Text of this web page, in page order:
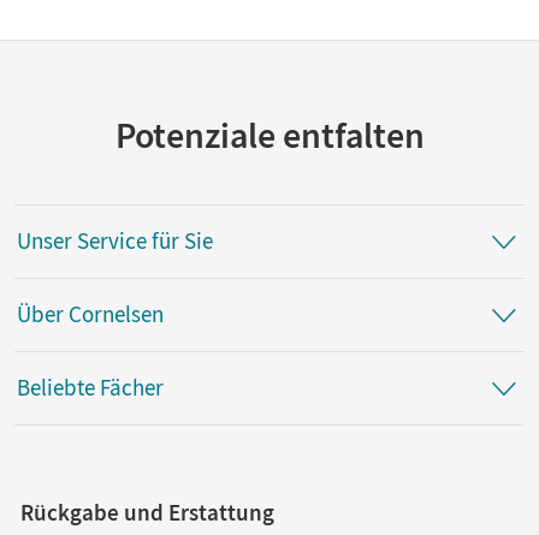
Potenziale entfalten
Unser Service für Sie
Über Cornelsen
Beliebte Fächer
Rückgabe und Erstattung